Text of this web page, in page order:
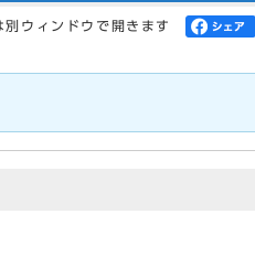
ウィンドウで開きます